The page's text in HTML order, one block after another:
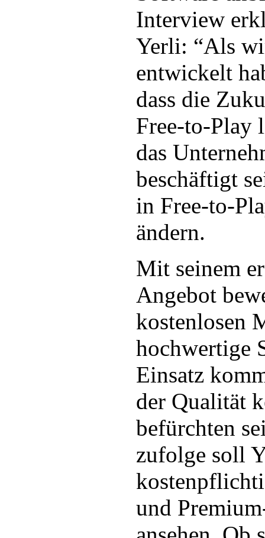
Interview
Yerli: “Als
entwickelt
dass die
Free-to-Play
das
beschäftigt
in Free-to-
ändern.
Mit seinem
Angebot
kostenlosen
hochwertige
Einsatz
der Qualität
befürchten
zufolge soll
und